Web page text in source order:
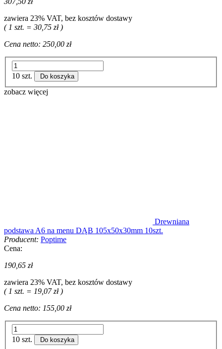
zawiera 23% VAT, bez kosztów dostawy
( 1 szt. = 30,75 zł )
Cena netto: 250,00 zł
10 szt. Do koszyka
zobacz więcej
Drewniana
podstawa A6 na menu DĄB 105x50x30mm 10szt.
Producent: Poptime
Cena:
190,65 zł
zawiera 23% VAT, bez kosztów dostawy
( 1 szt. = 19,07 zł )
Cena netto: 155,00 zł
10 szt. Do koszyka